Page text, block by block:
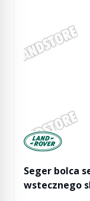
Manufactured
Seger bolca
wstecznego